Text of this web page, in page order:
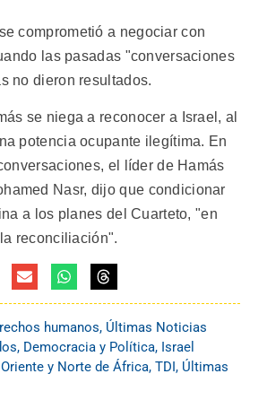
comprometió a negociar con
las pasadas "conversaciones
no dieron resultados.
se niega a reconocer a Israel, al
potencia ocupante ilegítima. En
el líder de Hamás
Nasr, dijo que condicionar
a los planes del Cuarteto, "en
reconciliación".
humanos, Últimas Noticias
, Democracia y Política, Israel
y Norte de África, TDI, Últimas